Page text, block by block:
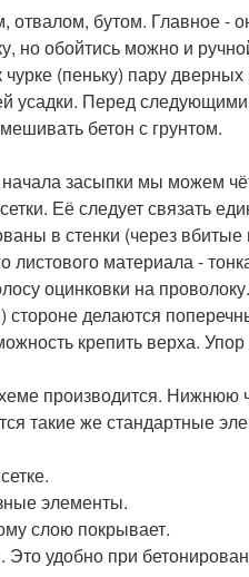
отвалом, бутом. Главное -
но обойтись можно и
(пеньку) пару дверных
усадки. Перед
бетон с грунтом.
засыпки мы можем
Её следует связать
в стенки (через
листового материала -
оцинковки на
делаются
крепить верха.
производится. Нижнюю
такие же стандартные
элементы.
слою покрывает.
удобно при